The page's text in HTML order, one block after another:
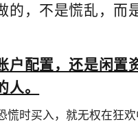
的，不是慌乱， 而
户配置，还是闲置
。
慌时买入，就无权在狂